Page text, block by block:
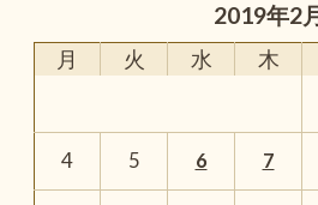
2019年2
月 火 水 木
4 5 6 7